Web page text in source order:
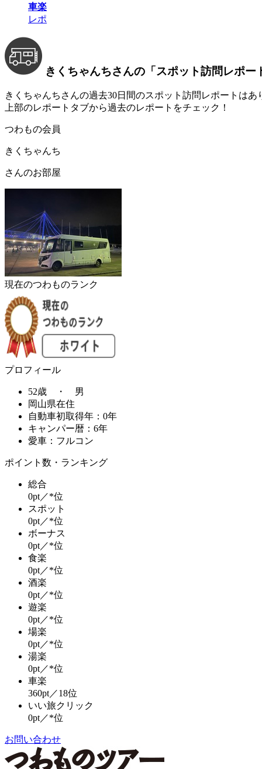
車楽
レポ
きくちゃんちさんの 「スポット訪問レポー
きくちゃんちさんの過去30日間のスポット訪問レポートはあ
上部のレポートタブから過去のレポートをチェック！
つわもの会員
きくちゃんち
さんのお部屋
現在のつわものランク
プロフィール
52歳 ・ 男
岡山県在住
自動車初取得年：0年
キャンパー暦：6年
愛車：フルコン
ポイント数・ランキング
総合
0pt／*位
スポット
0pt／*位
ボーナス
0pt／*位
食楽
0pt／*位
酒楽
0pt／*位
遊楽
0pt／*位
場楽
0pt／*位
湯楽
0pt／*位
車楽
360pt／18位
いい旅クリック
0pt／*位
お問い合わせ